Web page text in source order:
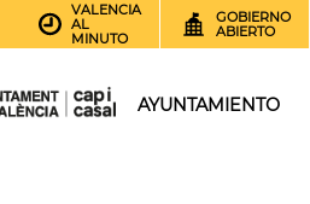
VALENCIA
AL
MINUTO
GOBIERNO
ABIERTO
AYUNTAMIENTO